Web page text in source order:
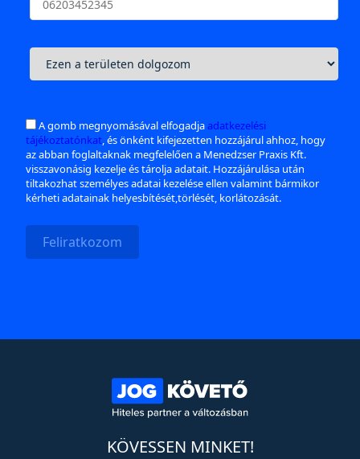
A gomb megnyomásával elfogadjaadatkezelési
tájékoztatónkat, és önként kifejezetten hozzájárul ahhoz, hogy
az abban foglaltaknak megfelelően a Menedzser Praxis Kft.
visszavonásig kezelje és tárolja adatait. Hozzájárulása után
tiltakozhat személyes adatai kezelése ellen valamint bármikor
kérheti adatainak helyesbítését,törlését, korlátozását.
Feliratkozom
KÖVESSEN MINKET!